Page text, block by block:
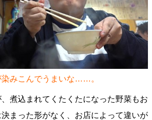
みこんでうまいな……。
煮込まれてくたくたになった野菜もお
まった形がなく、お店によって違いが